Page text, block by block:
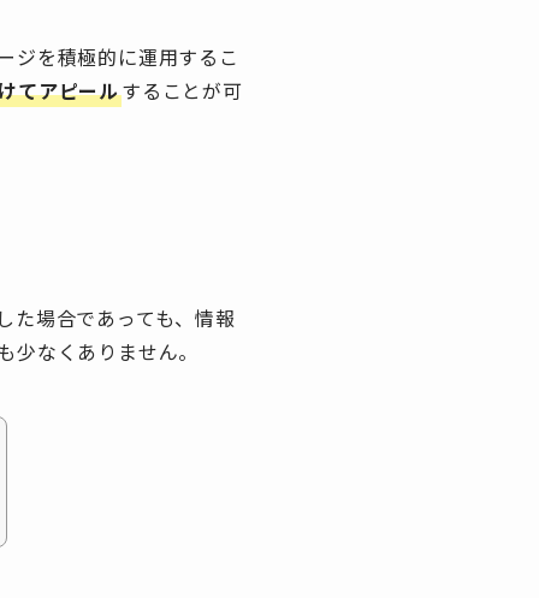
ジを積極的に運用するこ
てアピールすることが可
た場合であっても、情報
なくありません。